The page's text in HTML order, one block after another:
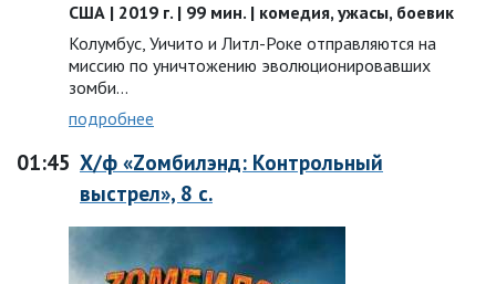
США | 2019 г. | 99 мин. | комедия, ужасы, боевик
Колумбус, Уичито и Литл-Роке отправляются на
миссию по уничтожению эволюционировавших
зомби…
подробнее
01:45 Х/ф «Zомбилэнд: Контрольный
выстрел», 8 с.